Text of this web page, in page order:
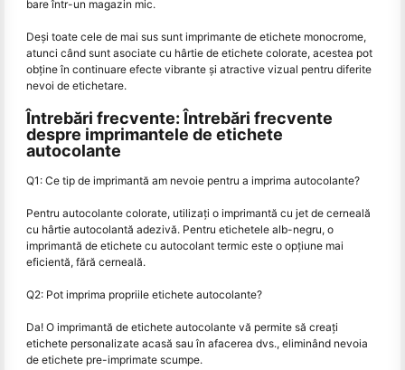
bare într-un magazin mic.
Deși toate cele de mai sus sunt imprimante de etichete monocrome,
atunci când sunt asociate cu hârtie de etichete colorate, acestea pot
obține în continuare efecte vibrante și atractive vizual pentru diferite
nevoi de etichetare.
Întrebări frecvente: Întrebări frecvente
despre imprimantele de etichete
autocolante
Q1: Ce tip de imprimantă am nevoie pentru a imprima autocolante?
Pentru autocolante colorate, utilizați o imprimantă cu jet de cerneală
cu hârtie autocolantă adezivă. Pentru etichetele alb-negru, o
imprimantă de etichete cu autocolant termic este o opțiune mai
eficientă, fără cerneală.
Q2: Pot imprima propriile etichete autocolante?
Da! O imprimantă de etichete autocolante vă permite să creați
etichete personalizate acasă sau în afacerea dvs., eliminând nevoia
de etichete pre-imprimate scumpe.